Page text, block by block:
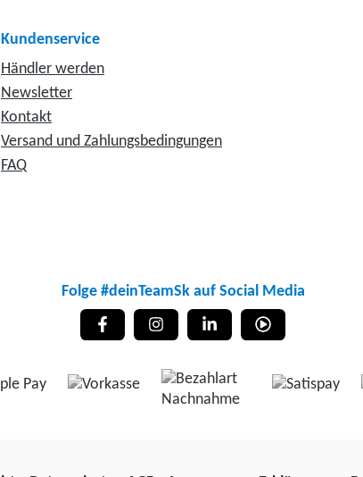
Kundenservice
Händler werden
Newsletter
Kontakt
Versand und Zahlungsbedingungen
FAQ
Folge #deinTeamSk auf Social Media